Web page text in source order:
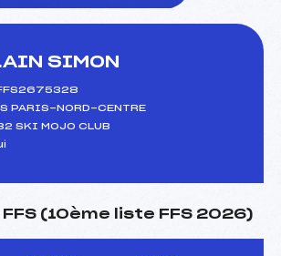
SIMON
PARIS-NORD-CENTRE
SKI MOJO CLUB
(10ème liste FFS 2026)